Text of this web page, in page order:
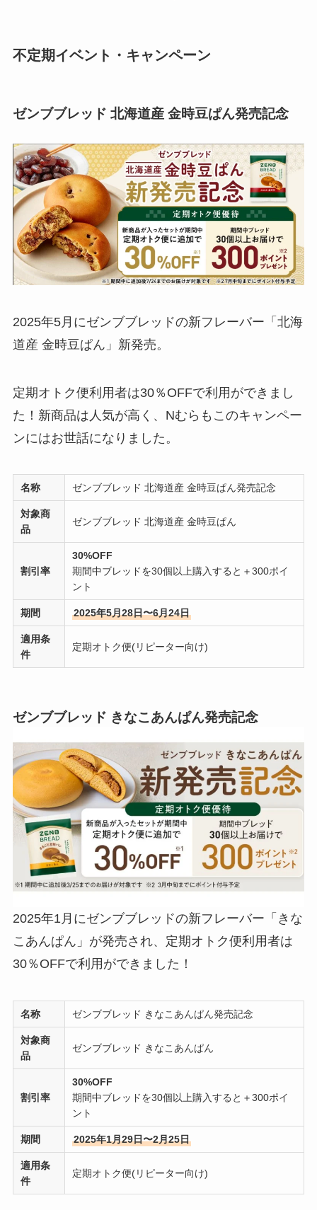
不定期イベント・キャンペーン
ゼンブブレッド 北海道産 金時豆ぱん発売記念
2025年5月にゼンブブレッドの新フレーバー「北海
道産 金時豆ぱん」新発売。
定期オトク便利用者は30％OFFで利用ができまし
た！新商品は人気が高く、Nむらもこのキャンペー
ンにはお世話になりました。
名称 ゼンブブレッド 北海道産 金時豆ぱん発売記念
対象商
品
ゼンブブレッド 北海道産 金時豆ぱん
割引率
30%OFF
期間中ブレッドを30個以上購入すると＋300ポイ
ント
期間 2025年5月28日〜6月24日
適用条
件
定期オトク便(リピーター向け)
ゼンブブレッド きなこあんぱん発売記念
2025年1月にゼンブブレッドの新フレーバー「きな
こあんぱん」が発売され、定期オトク便利用者は
30％OFFで利用ができました！
名称 ゼンブブレッド きなこあんぱん発売記念
対象商
品
ゼンブブレッド きなこあんぱん
割引率
30%OFF
期間中ブレッドを30個以上購入すると＋300ポイ
ント
期間 2025年1月29日〜2月25日
適用条
件
定期オトク便(リピーター向け)